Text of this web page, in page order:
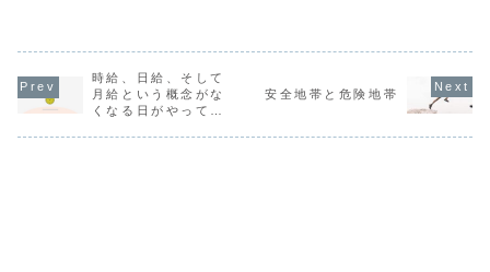
ての生活とは違
家も決まっていな
い。現地語も話せ
ない。活動先も決
も...
して、まずは「社
分」を確立してい
くためにあるアク
ションをおこしま
した。ただ、メッ
セージを送っただ
も所有欲は人並み
たとも思う。子ど
ちゃ付きのものを
して、4月
ルリンに向
本を発つこ
っています
詳細につい
時給、日給、そして
月給という概念がな
くなる日がやってく
安全地帯と危険地帯